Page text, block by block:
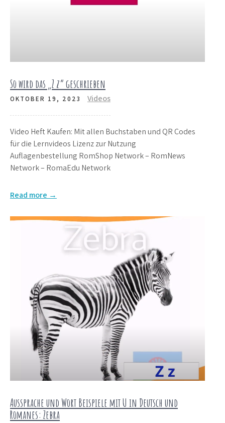
So wird das „Z z“ geschrieben
OKTOBER 19, 2023 Videos
Video Heft Kaufen: Mit allen Buchstaben und QR Codes
für die Lernvideos Lizenz zur Nutzung
Auflagenbestellung RomShop Network – RomNews
Network – RomaEdu Network
Read more →
Aussprache und Wort Beispiele mit U in Deutsch und
Romanes: Zebra